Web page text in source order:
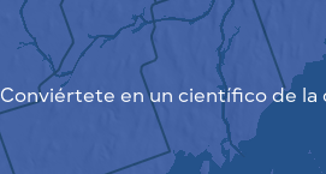
Conviértete en un científico de